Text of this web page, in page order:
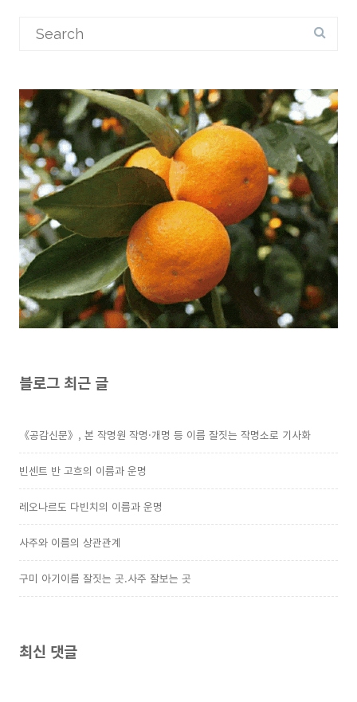
for:
블로그 최근 글
《공감신문》, 본 작명원 작명·개명 등 이름 잘짓는 작명소로 기사화
빈센트 반 고흐의 이름과 운명
레오나르도 다빈치의 이름과 운명
사주와 이름의 상관관계
구미 아기이름 잘짓는 곳.사주 잘보는 곳
최신 댓글